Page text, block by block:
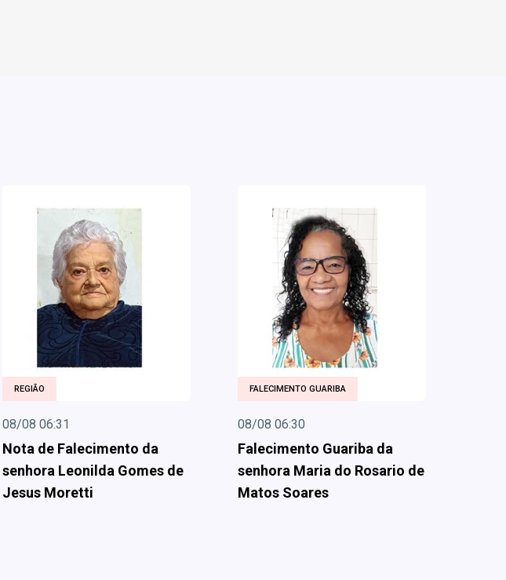
REGIÃO
08/08 06:31
Nota de Falecimento da
senhora Leonilda Gomes de
Jesus Moretti
FALECIMENTO GUARIBA
08/08 06:30
Falecimento Guariba da
senhora Maria do Rosario de
Matos Soares